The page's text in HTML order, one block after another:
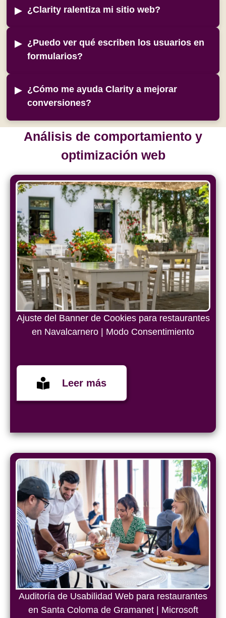
¿Clarity ralentiza mi sitio web?
¿Puedo ver qué escriben los usuarios en
formularios?
¿Cómo me ayuda Clarity a mejorar
conversiones?
Análisis de comportamiento y
optimización web
Ajuste del Banner de Cookies para restaurantes
en Navalcarnero | Modo Consentimiento
Leer más
Auditoría de Usabilidad Web para restaurantes
en Santa Coloma de Gramanet | Microsoft